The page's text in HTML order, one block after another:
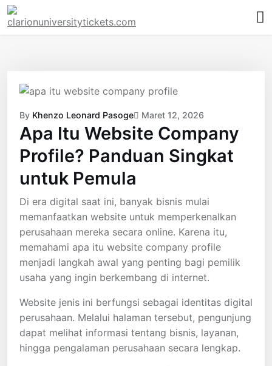
Skip
to
By Khenzo Leonard Pasoge Maret 12, 2026
Apa Itu Website Company
Profile? Panduan Singkat
untuk Pemula
Di era digital saat ini, banyak bisnis mulai
memanfaatkan website untuk memperkenalkan
perusahaan mereka secara online. Karena itu,
memahami apa itu website company profile
menjadi langkah awal yang penting bagi pemilik
usaha yang ingin berkembang di internet.
Website jenis ini berfungsi sebagai identitas digital
perusahaan. Melalui halaman tersebut, pengunjung
dapat melihat informasi tentang bisnis, layanan,
hingga pengalaman perusahaan secara lengkap.